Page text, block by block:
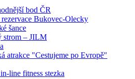
bod ČR
Bukovec-Olecky
šance
strom – JILM
atrakce "Cestujeme po Evropě"
line fitness stezka